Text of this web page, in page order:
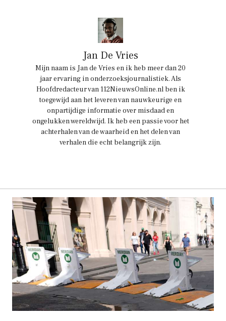
Jan De Vries
Mijn naam is Jan de Vries en ik heb meer dan 20
jaar ervaring in onderzoeksjournalistiek. Als
Hoofdredacteur van 112NieuwsOnline.nl ben ik
toegewijd aan het leveren van nauwkeurige en
onpartijdige informatie over misdaad en
ongelukken wereldwijd. Ik heb een passie voor het
achterhalen van de waarheid en het delen van
verhalen die echt belangrijk zijn.